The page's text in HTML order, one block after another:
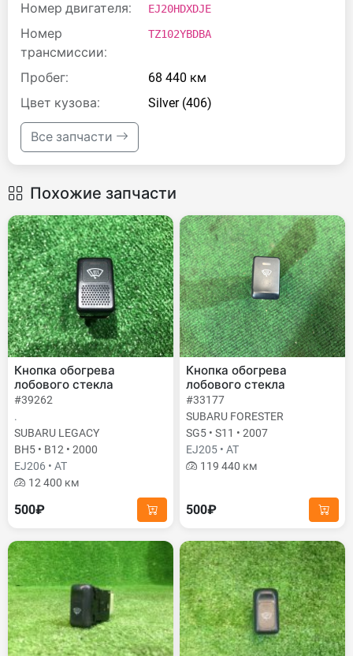
Номер двигателя:
EJ20HDXDJE
Номер
трансмиссии:
TZ102YBDBA
Пробег:
68 440 км
Цвет кузова:
Silver (406)
Все запчасти
Похожие запчасти
Кнопка обогрева
лобового стекла
#39262
.
SUBARU LEGACY
BH5 • B12 • 2000
EJ206 • AT
12 400 км
500₽
Кнопка обогрева
лобового стекла
#33177
SUBARU FORESTER
SG5 • S11 • 2007
EJ205 • AT
119 440 км
500₽